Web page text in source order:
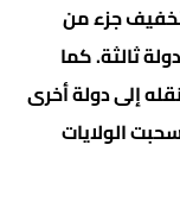
جزء من
ثالثة. كما
إلى دولة أخرى
الولايات